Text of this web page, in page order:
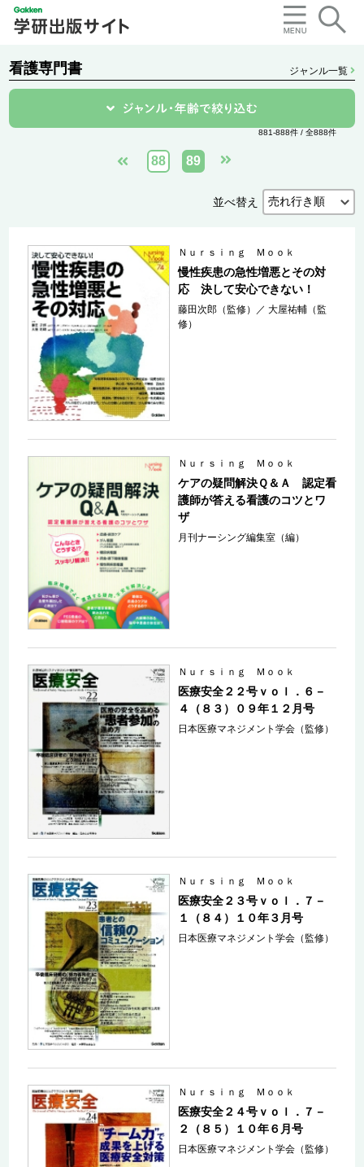
看護専門書 ジャンル一覧
881-888件 / 全888件
88 89
並べ替え
Ｎｕｒｓｉｎｇ Ｍｏｏｋ
慢性疾患の急性増悪とその対
応 決して安心できない！
藤田次郎（監修） ／大屋祐輔（監
修）
Ｎｕｒｓｉｎｇ Ｍｏｏｋ
ケアの疑問解決Ｑ＆Ａ 認定看
護師が答える看護のコツとワ
ザ
月刊ナーシング編集室（編）
Ｎｕｒｓｉｎｇ Ｍｏｏｋ
医療安全２２号ｖｏｌ．６－
４（８３）０９年１２月号
日本医療マネジメント学会（監修）
Ｎｕｒｓｉｎｇ Ｍｏｏｋ
医療安全２３号ｖｏｌ．７－
１（８４）１０年３月号
日本医療マネジメント学会（監修）
Ｎｕｒｓｉｎｇ Ｍｏｏｋ
医療安全２４号ｖｏｌ．７－
２（８５）１０年６月号
日本医療マネジメント学会（監修）